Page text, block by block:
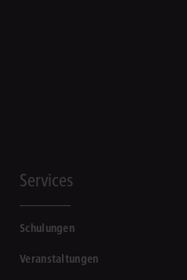
Services
Schulungen
Veranstaltungen